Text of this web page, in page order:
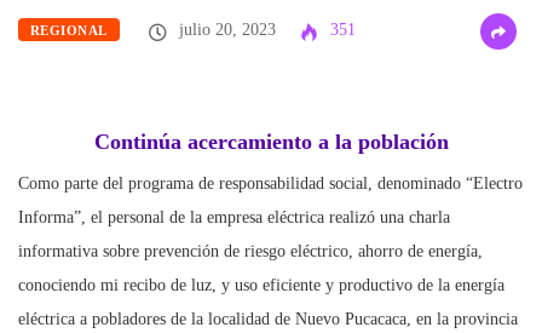
REGIONAL julio 20, 2023 351
Continúa acercamiento a la población
Como parte del programa de responsabilidad social, denominado “Electro
Informa”, el personal de la empresa eléctrica realizó una charla
informativa sobre prevención de riesgo eléctrico, ahorro de energía,
conociendo mi recibo de luz, y uso eficiente y productivo de la energía
eléctrica a pobladores de la localidad de Nuevo Pucacaca, en la provincia